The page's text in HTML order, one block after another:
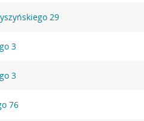
29
3
3
76